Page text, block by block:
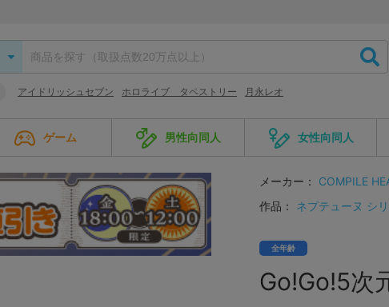
アイドリッシュセブン ホロライブ タペストリー 月永レオ
ゲーム 男性向同人 女性向同人
メーカー：
COMPILE
作品：
ネプテューヌ シ
全年齢
Go!Go!5次